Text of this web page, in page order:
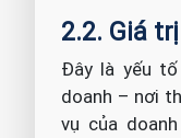
2.2. Giá
Đây là yếu
doanh – nơi
vụ của